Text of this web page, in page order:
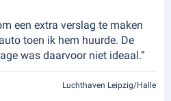
een extra verslag te maken
toen ik hem huurde. De
was daarvoor niet ideaal.”
Luchthaven Leipzig/Halle